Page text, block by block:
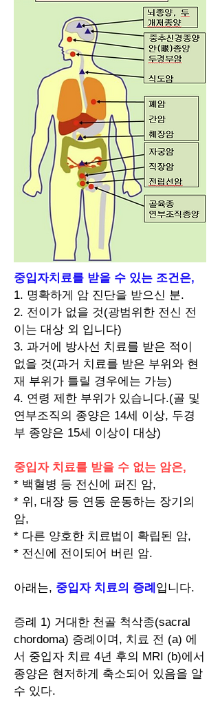
중입자치료를 받을 수 있는 조건은,
1. 명확하게 암 진단을 받으신 분.
2. 전이가 없을 것(광범위한 전신 전
이는 대상 외 입니다)
3. 과거에 방사선 치료를 받은 적이
없을 것(과거 치료를 받은 부위와 현
재 부위가 틀릴 경우에는 가능)
4. 연령 제한 부위가 있습니다.(골 및
연부조직의 종양은 14세 이상, 두경
부 종양은 15세 이상이 대상)
중입자 치료를 받을 수 없는 암은,
* 백혈병 등 전신에 퍼진 암,
* 위, 대장 등 연동 운동하는 장기의
암,
* 다른 양호한 치료법이 확립된 암,
* 전신에 전이되어 버린 암.
아래는, 중입자 치료의 증례 입니다.
증례 1) 거대한 천골 척삭종(sacral
chordoma) 증례이며, 치료 전 (a) 에
서 중입자 치료 4년 후의 MRI (b)에서
종양은 현저하게 축소되어 있음을 알
수 있다.